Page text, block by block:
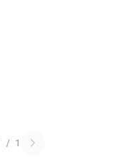
/ 1